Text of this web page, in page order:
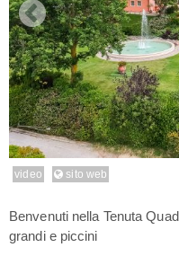
video sito web
Benvenuti nella Tenuta
grandi e piccini